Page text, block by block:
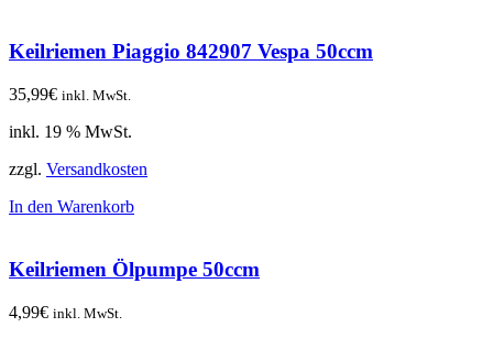
Keilriemen Piaggio 842907 Vespa 50ccm
35,99€ inkl. MwSt.
inkl. 19 % MwSt.
zzgl. Versandkosten
In den Warenkorb
Keilriemen Ölpumpe 50ccm
4,99€ inkl. MwSt.